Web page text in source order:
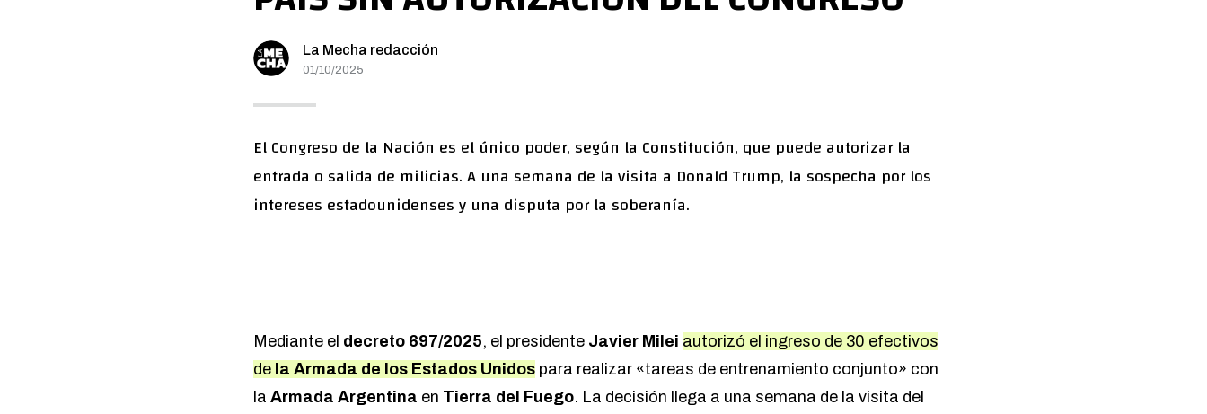
La Mecha redacción
01/10/2025
El Congreso de la Nación es el único poder, según la Constitución, que puede autorizar la
entrada o salida de milicias. A una semana de la visita a Donald Trump, la sospecha por los
intereses estadounidenses y una disputa por la soberanía.
Mediante el decreto 697/2025, el presidente Javier Milei autorizó el ingreso de 30 efectivos
de la Armada de los Estados Unidos para realizar «tareas de entrenamiento conjunto» con
la Armada Argentina en Tierra del Fuego. La decisión llega a una semana de la visita del